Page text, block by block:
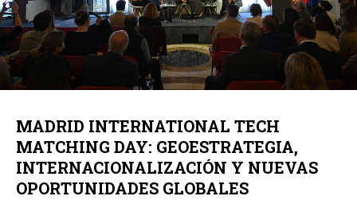
MADRID INTERNATIONAL TECH
MATCHING DAY: GEOESTRATEGIA,
INTERNACIONALIZACIÓN Y NUEVAS
OPORTUNIDADES GLOBALES